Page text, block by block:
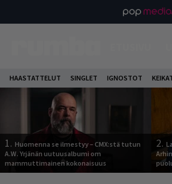
HAASTATTELUT SINGLET IGNOSTOT
1. Huomenna se ilmestyy – CMX:stä tutun
A.W. Yrjänän uutuusalbumi om
mammuttimainen kokonaisuus
2.